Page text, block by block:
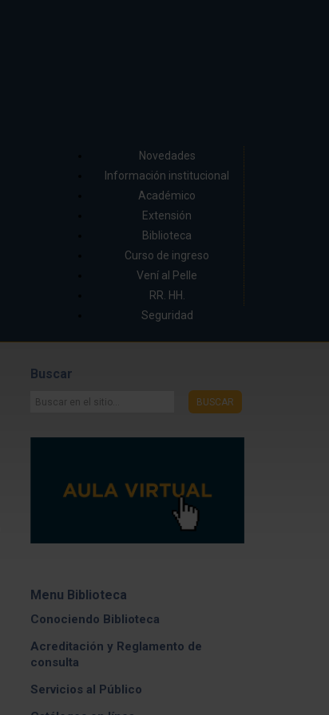
Novedades
Información institucional
Académico
Extensión
Biblioteca
Curso de ingreso
Vení al Pelle
RR. HH.
Seguridad
Buscar
Buscar
BUSCAR
Menu Biblioteca
Conociendo Biblioteca
Acreditación y Reglamento de
consulta
Servicios al Público